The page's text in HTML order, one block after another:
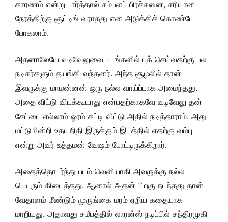
காரணம் என்று பார்த்தால் சம்பளப் பிரச்சனை, சரியான
நேரத்திற்கு சூட்டிங் வராதது என அடுக்கிக் கொண்டே
போகலாம்.
அதனாலேயே வடிவேலுவை படங்களில் புக் செய்வதற்கு பல
நடிகர்களும் தயங்கி வந்தனர். அந்த சூழலில் தான்
இவருக்கு மாமன்னன் ஒரு நல்ல வாய்ப்பாக அமைந்தது.
அதை விட்டு விடக்கூடாது என்பதற்காகவே வடிவேலு தன்
சேட்டை எல்லாம் ஓரம் கட்டி விட்டு அதில் நடித்தாராம். அது
மட்டுமின்றி உதயநிதி இருக்கும் இடத்தில் எதற்கு வம்பு
என்று அவர் உத்தமன் வேஷம் போட்டிருக்கிறார்.
அதைத்தொடர்ந்து படம் வெளியாகி அவருக்கு நல்ல
பெயரும் கிடைத்தது. ஆனால் அதன் பிறகு நடந்தது தான்
வேதாளம் மீண்டும் முருங்கை மரம் ஏறிய கதையாக
மாறியது. அதாவது சமீபத்தில் லாரன்ஸ் நடிப்பில் சந்திரமுகி